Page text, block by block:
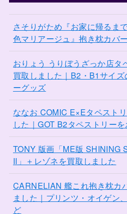
さそりがため『お家に帰るま
色マリアージュ』抱き枕カバ
おりょう うりぼうざっか店タ
買取しました｜B2・B1サイ
ーグッズ
ななお COMIC E×Eタペスト
した｜GOT B2タペストリー
TONY 版画「ME版 SHINING
II」＋レゾネを買取しました
CARNELIAN 艦これ抱き枕カ
ました｜プリンツ・オイゲン
ど